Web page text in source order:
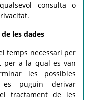
consulta o
les dades
temps necessari per
per a la qual es van
les possibles
es puguin derivar
tractament de les